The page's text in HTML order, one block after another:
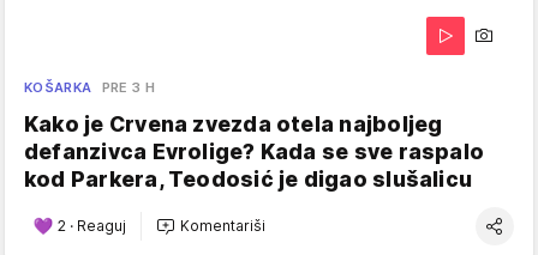
KOŠARKA PRE 3 H
Kako je Crvena zvezda otela najboljeg
defanzivca Evrolige? Kada se sve raspalo
kod Parkera, Teodosić je digao slušalicu
2 · Reaguj Komentariši